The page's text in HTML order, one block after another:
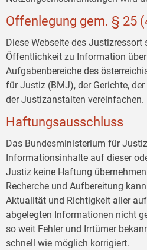
Offenlegung gem. § 25
Diese Webseite des Justizressort
Öffentlichkeit zu Information
Aufgabenbereiche des
für Justiz (BMJ), der Gerichte,
der Justizanstalten vereinfachen.
Haftungsausschluss
Das Bundesministerium für
Informationsinhalte auf dieser
Justiz keine Haftung
Recherche und Aufbereitung
Aktualität und Richtigkeit aller
abgelegten Informationen nicht
so weit Fehler und Irrtümer
schnell wie möglich korrigiert.